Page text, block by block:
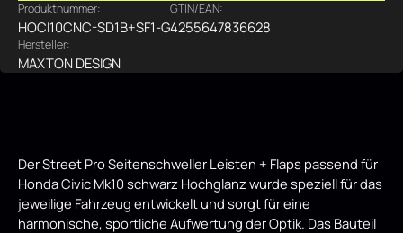
Produktnummer:
HOCI10CNC-SD1B+SF1-G
GTIN/EAN:
4255647836628
Hersteller:
MAXTON DESIGN
Der Street Pro Seitenschweller Leisten + Flaps passend für
Honda Civic Mk10 schwarz Hochglanz wurde speziell für das
jeweilige Fahrzeug entwickelt und sorgt für eine
harmonische, sportliche Aufwertung der Optik. Das Bauteil